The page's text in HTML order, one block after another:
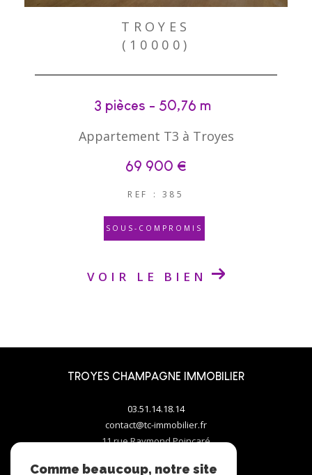
TROYES
(10000)
3 pièces - 50,76 m²
Appartement T3 à Troyes
69 900 €
REF : 385
SOUS-COMPROMIS
VOIR LE BIEN
TROYES CHAMPAGNE IMMOBILIER
03.51.14.18.14
contact@tc-immobilier.fr
11 rue Raymond Poincaré
Comme beaucoup, notre site